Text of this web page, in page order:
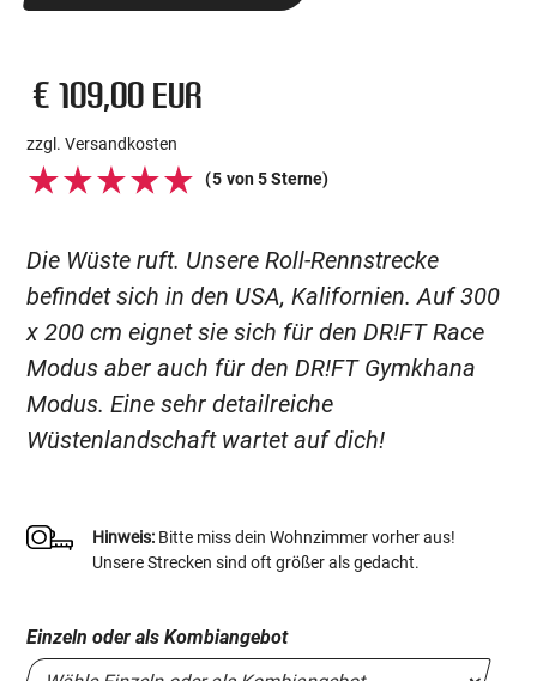
€ 109,00 EUR
zzgl. Versandkosten
(5 von 5 Sterne)
Die Wüste ruft. Unsere Roll-Rennstrecke
befindet sich in den USA, Kalifornien. Auf 300
x 200 cm eignet sie sich für den DR!FT Race
Modus aber auch für den DR!FT Gymkhana
Modus. Eine sehr detailreiche
Wüstenlandschaft wartet auf dich!
Hinweis:Bitte miss dein Wohnzimmer vorher aus!
Unsere Strecken sind oft größer als gedacht.
Einzeln oder als Kombiangebot